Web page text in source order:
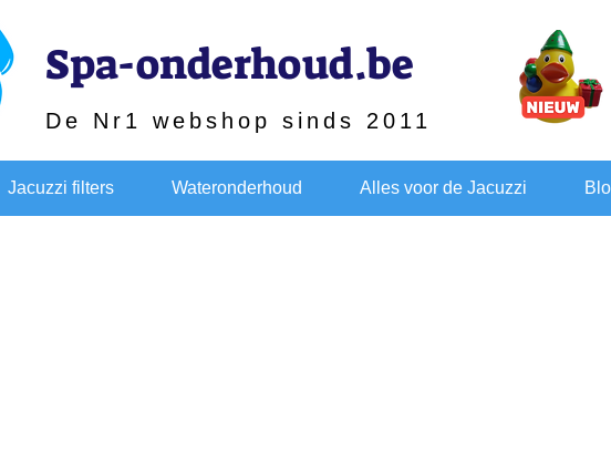
Spa-onderhoud.be
De Nr1 webshop sinds 2011
Jacuzzi filters Wateronderhoud Alles voor de Jacuzzi